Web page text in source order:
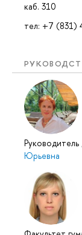
каб. 310
тел: +7 (831)
Юрьевна